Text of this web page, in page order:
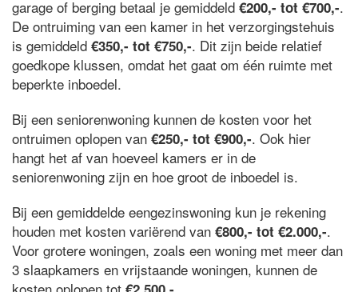
garage of berging betaal je gemiddeld €200,- tot €700,-.
De ontruiming van een kamer in het verzorgingstehuis
is gemiddeld €350,- tot €750,-. Dit zijn beide relatief
goedkope klussen, omdat het gaat om één ruimte met
beperkte inboedel.
Bij een seniorenwoning kunnen de kosten voor het
ontruimen oplopen van €250,- tot €900,-. Ook hier
hangt het af van hoeveel kamers er in de
seniorenwoning zijn en hoe groot de inboedel is.
Bij een gemiddelde eengezinswoning kun je rekening
houden met kosten variërend van €800,- tot €2.000,-.
Voor grotere woningen, zoals een woning met meer dan
3 slaapkamers en vrijstaande woningen, kunnen de